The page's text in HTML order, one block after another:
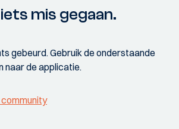
mis gegaan.
gebeurd. Gebruik de onderstaande
naar de applicatie.